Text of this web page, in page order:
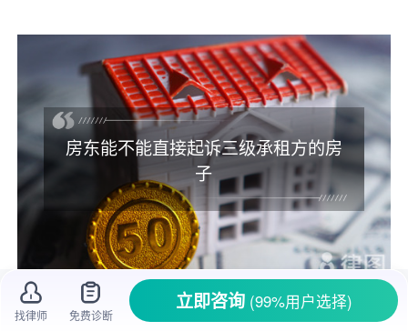
房东能不能直接起诉三级承租方的房
子
在房屋租赁的复杂关系中，房东、一级承租
找律师 免费诊断
立即咨询 (99%用户选择)